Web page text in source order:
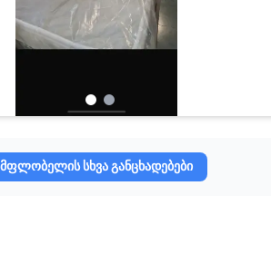
მფლობელის სხვა განცხადებები